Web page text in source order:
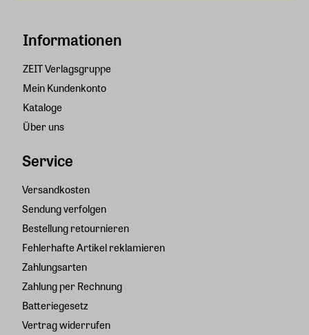
Informationen
ZEIT Verlagsgruppe
Mein Kundenkonto
Kataloge
Über uns
Service
Versandkosten
Sendung verfolgen
Bestellung retournieren
Fehlerhafte Artikel reklamieren
Zahlungsarten
Zahlung per Rechnung
Batteriegesetz
Vertrag widerrufen